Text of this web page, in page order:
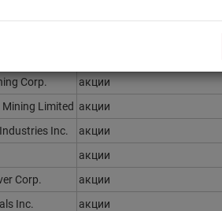
Corp.
Inc.
Inc.
Corp. акции
Limited акции
Inc. акции
акции
Corp. акции
Inc. акции